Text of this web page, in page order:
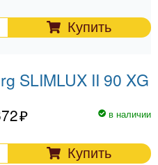
Купить
SLIMLUX II 90 XG
в наличии
Купить